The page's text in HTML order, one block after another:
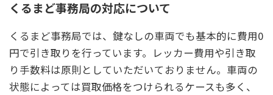
くるまど事務局の対応について
くるまど事務局では、鍵なしの車両でも基本的に費用0
円で引き取りを行っています。レッカー費用や引き取
り手数料は原則としていただいておりません。車両の
状態によっては買取価格をつけられるケースも多く、